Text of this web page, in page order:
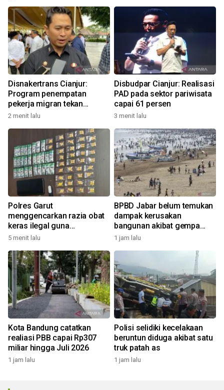
Disnakertrans Cianjur:
Program penempatan
pekerja migran tekan
pengangguran
2 menit lalu
Disbudpar Cianjur: Realisasi
PAD pada sektor pariwisata
capai 61 persen
3 menit lalu
Polres Garut
menggencarkan razia obat
keras ilegal guna
selamatkan anak muda
5 menit lalu
BPBD Jabar belum temukan
dampak kerusakan
bangunan akibat gempa
Pangandaran
1 jam lalu
Kota Bandung catatkan
realiasi PBB capai Rp307
miliar hingga Juli 2026
1 jam lalu
Polisi selidiki kecelakaan
beruntun diduga akibat satu
truk patah as
1 jam lalu